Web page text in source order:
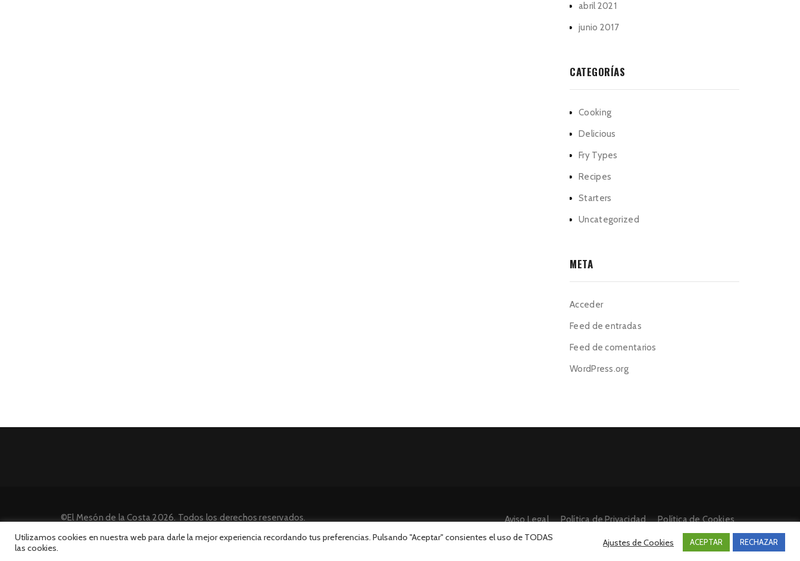
abril 2021
junio 2017
CATEGORÍAS
Cooking
Delicious
Fry Types
Recipes
Starters
Uncategorized
META
Acceder
Feed de entradas
Feed de comentarios
WordPress.org
©El Mesón de la Costa 2026. Todos los derechos reservados.
Desarrollado por INFORmedia
Aviso Legal Política de Privacidad
Política de Cookies
Utilizamos cookies en nuestra web para darle la mejor experiencia recordando tus preferencias. Pulsando "Aceptar" consientes el uso de TODAS
las cookies.
Ajustes de Cookies ACEPTAR RECHAZAR